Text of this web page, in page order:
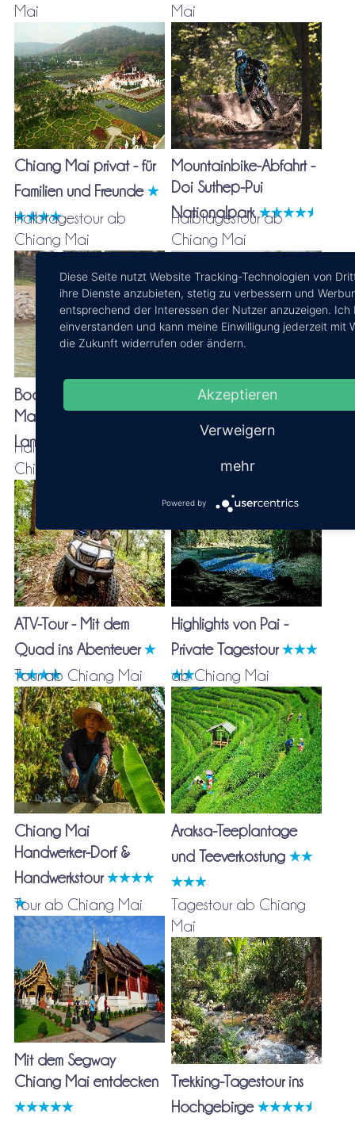
Mai
Chiang Mai privat - für
Familien und Freunde
Mai
Mountainbike-Abfahrt -
Doi Suthep-Pui
Nationalpark
Halbtagestour ab
Chiang Mai
Bootsfahrt auf dem
Maenam Ping und
Landleben
Halbtagestour ab
Chiang Mai
Thai Luxury Spa Paket
mit Hoteltransfer
Halbtagestour ab
Chiang Mai
ATV-Tour - Mit dem
Quad ins Abenteuer
Highlights von Pai -
Private Tagestour
Tour ab Chiang Mai
Chiang Mai
Handwerker-Dorf &
Handwerkstour
ab Chiang Mai
Araksa-Teeplantage
und Teeverkostung
Tour ab Chiang Mai
Mit dem Segway
Chiang Mai entdecken
Tagestour ab Chiang
Mai
Trekking-Tagestour ins
Hochgebirge
Diese Seite nutzt Website Tracking-Technologien von
ihre Dienste anzubieten, stetig zu verbessern und
entsprechend der Interessen der Nutzer anzuzeigen. Ich
einverstanden und kann meine Einwilligung jederzeit mit
die Zukunft widerrufen oder ändern.
Akzeptieren
Verweigern
mehr
Powered by